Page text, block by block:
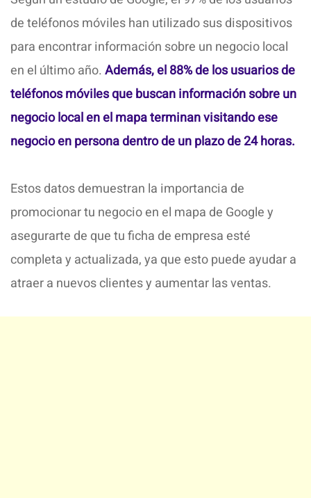
de teléfonos móviles han utilizado sus dispositivos
para encontrar información sobre un negocio local
en el último año.Además, el 88% de los usuarios de
teléfonos móviles que buscan información sobre un
negocio local en el mapa terminan visitando ese
negocio en persona dentro de un plazo de 24 horas.
Estos datos demuestran la importancia de
promocionar tu negocio en el mapa de Google y
asegurarte de que tu ficha de empresa esté
completa y actualizada, ya que esto puede ayudar a
atraer a nuevos clientes y aumentar las ventas.